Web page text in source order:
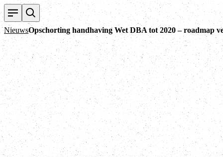
NieuwsOpschorting handhaving Wet DBA tot 2020 – roadmap